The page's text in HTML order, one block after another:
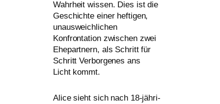
Wahrheit wis­sen. Dies ist die
Geschichte einer hef­ti­gen,
unaus­weich­li­chen
Konfrontation zwi­schen zwei
Ehepartnern, als Schritt für
Schritt Verborgenes ans
Licht kommt.
Alice sieht sich nach 18-jäh­ri­